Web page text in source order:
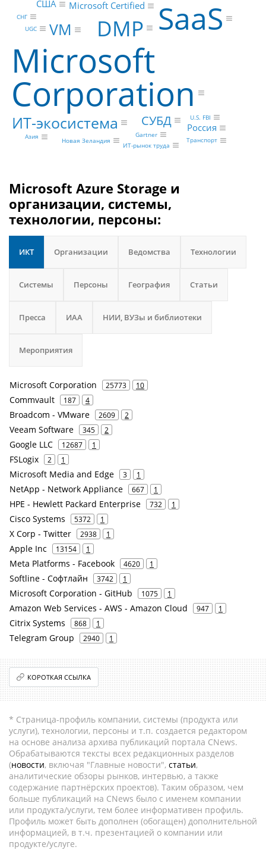
Microsoft
Corporation
SaaS
DMP
ИТ-экосистема
VM
СУБД
Microsoft Certified
Россия
США
U.S. FBI
Азия
СНГ
Новая Зеландия
UGC
ИТ-рынок труда
Транспорт
Gartner
Microsoft Azure Storage и
организации, системы,
технологии, персоны:
ИКТ Организации Ведомства Технологии
Системы Персоны География Статьи
Пресса ИАА НИИ, ВУЗы и библиотеки
Мероприятия
Microsoft Corporation 25773 10
Commvault 187 4
Broadcom - VMware 2609 2
Veeam Software 345 2
Google LLC 12687 1
FSLogix 2 1
Microsoft Media and Edge 3 1
NetApp - Network Appliance 667 1
HPE - Hewlett Packard Enterprise 732 1
Cisco Systems 5372 1
X Corp - Twitter 2938 1
Apple Inc 13154 1
Meta Platforms - Facebook 4620 1
Softline - Софтлайн 3742 1
Microsoft Corporation - GitHub 1075 1
Amazon Web Services - AWS - Amazon Cloud 947 1
Citrix Systems 868 1
Telegram Group 2940 1
КОРОТКАЯ ССЫЛКА
* Страница-профиль компании, системы (продукта или
услуги), технологии, персоны и т.п. создается редактором
на основе анализа архива публикаций портала CNews.
Обрабатываются тексты всех редакционных разделов
(новости, включая "Главные новости", статьи,
аналитические обзоры рынков, интервью, а также
содержание партнёрских проектов). Таким образом, чем
больше публикаций на CNews было с именем компании
или продукта/услуги, тем более информативен профиль.
Профиль может быть дополнен (обогащен) дополнительной
информацией, в т.ч. презентацией о компании или
продукте/услуге.